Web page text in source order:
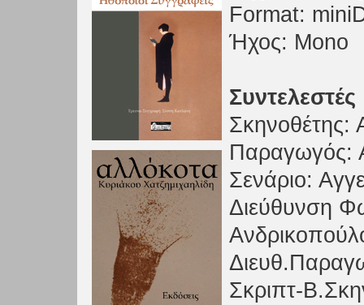
Format:
Ήχος: Mono
Συντελεστές
Σκηνοθέτης:
Παραγωγός:
Σενάριο:
Διεύθυνση
Σκριπτ-